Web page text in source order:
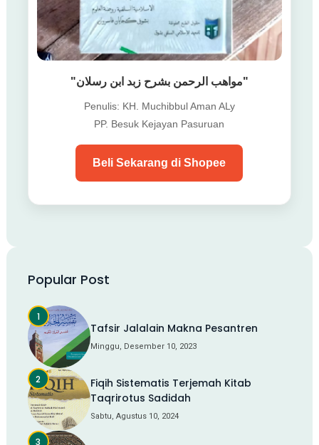
"مواهب الرحمن بشرح زبد ابن رسلان"
Penulis: KH. Muchibbul Aman ALy
PP. Besuk Kejayan Pasuruan
Beli Sekarang di Shopee
Popular Post
Tafsir Jalalain Makna Pesantren
Minggu, Desember 10, 2023
Fiqih Sistematis Terjemah Kitab
Taqrirotus Sadidah
Sabtu, Agustus 10, 2024